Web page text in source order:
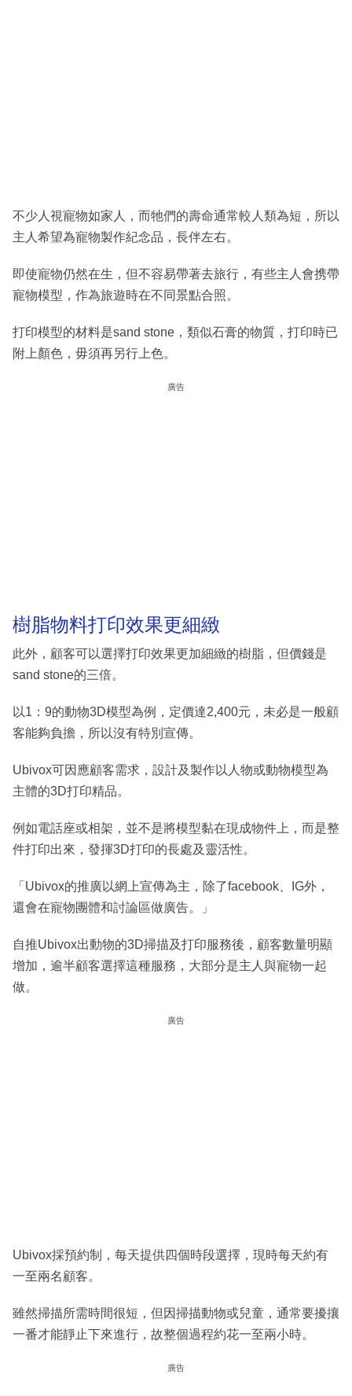
不少人視寵物如家人，而牠們的壽命通常較人類為短，所以
主人希望為寵物製作紀念品，長伴左右。
即使寵物仍然在生，但不容易帶著去旅行，有些主人會携帶
寵物模型，作為旅遊時在不同景點合照。
打印模型的材料是sand stone，類似石膏的物質，打印時已
附上顏色，毋須再另行上色。
廣告
樹脂物料打印效果更細緻
此外，顧客可以選擇打印效果更加細緻的樹脂，但價錢是
sand stone的三倍。
以1：9的動物3D模型為例，定價達2,400元，未必是一般顧
客能夠負擔，所以沒有特別宣傳。
Ubivox可因應顧客需求，設計及製作以人物或動物模型為
主體的3D打印精品。
例如電話座或相架，並不是將模型黏在現成物件上，而是整
件打印出來，發揮3D打印的長處及靈活性。
「Ubivox的推廣以網上宣傳為主，除了facebook、IG外，
還會在寵物團體和討論區做廣告。」
自推Ubivox出動物的3D掃描及打印服務後，顧客數量明顯
增加，逾半顧客選擇這種服務，大部分是主人與寵物一起
做。
廣告
Ubivox採預約制，每天提供四個時段選擇，現時每天約有
一至兩名顧客。
雖然掃描所需時間很短，但因掃描動物或兒童，通常要擾攘
一番才能靜止下來進行，故整個過程約花一至兩小時。
廣告